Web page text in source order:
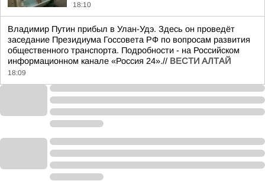
18:10
Владимир Путин прибыл в Улан-Удэ. Здесь он проведёт
заседание Президиума Госсовета РФ по вопросам развития
общественного транспорта. Подробности - на Российском
информационном канале «Россия 24».// ВЕСТИ АЛТАЙ
18:09